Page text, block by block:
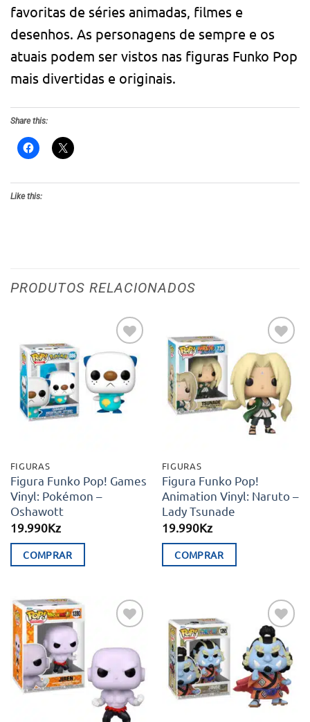
favoritas de séries animadas, filmes e
desenhos. As personagens de sempre e os
atuais podem ser vistos nas figuras Funko Pop
mais divertidas e originais.
Share this:
Like this:
PRODUTOS RELACIONADOS
Adicionar
aos meus
desejos
FIGURAS
Figura Funko Pop! Games
Vinyl: Pokémon –
Oshawott
19.990Kz
COMPRAR
Adicionar
aos meus
desejos
FIGURAS
Figura Funko Pop!
Animation Vinyl: Naruto –
Lady Tsunade
19.990Kz
COMPRAR
aos meus
desejos
Adicionar
aos meus
desejos